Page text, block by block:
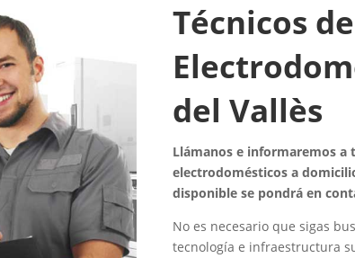
Técnicos
del Vallès
Llámanos e informaremos a
electrodomésticos a
disponible se pondrá en
No es necesario que sigas
tecnología e infraestructura